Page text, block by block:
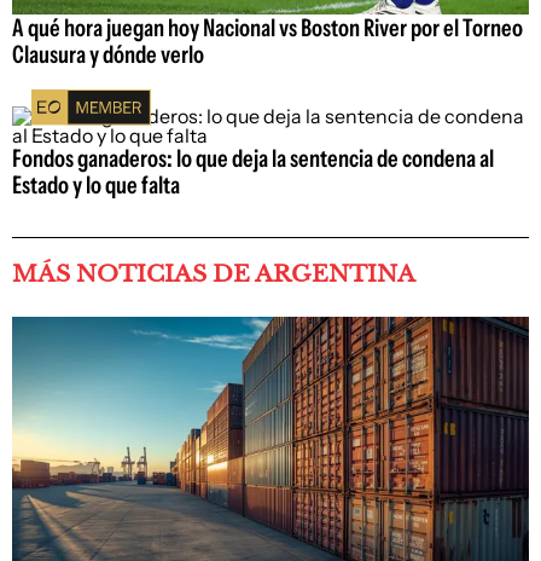
A qué hora juegan hoy Nacional vs Boston River por el Torneo
Clausura y dónde verlo
Fondos ganaderos: lo que deja la sentencia de condena al
Estado y lo que falta
MÁS NOTICIAS DE ARGENTINA